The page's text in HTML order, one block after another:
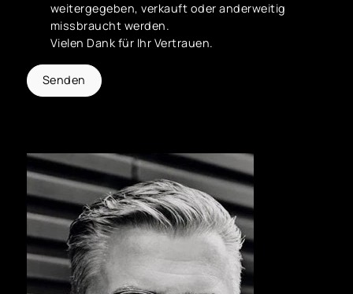
weitergegeben, verkauft oder anderweitig
missbraucht werden.
Vielen Dank für Ihr Vertrauen.
Senden